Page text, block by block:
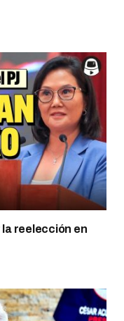
la reelección en